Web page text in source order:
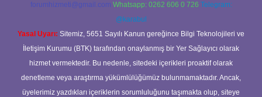
forumhizmeti@gmail.com Whatsapp: 0262 606 0 726 Telegram:
@karabul
Yasal Uyarı: Sitemiz, 5651 Sayılı Kanun gereğince Bilgi Teknolojileri ve
İletişim Kurumu (BTK) tarafından onaylanmış bir Yer Sağlayıcı olarak
hizmet vermektedir. Bu nedenle, sitedeki içerikleri proaktif olarak
denetleme veya araştırma yükümlülüğümüz bulunmamaktadır. Ancak,
üyelerimiz yazdıkları içeriklerin sorumluluğunu taşımakta olup, siteye